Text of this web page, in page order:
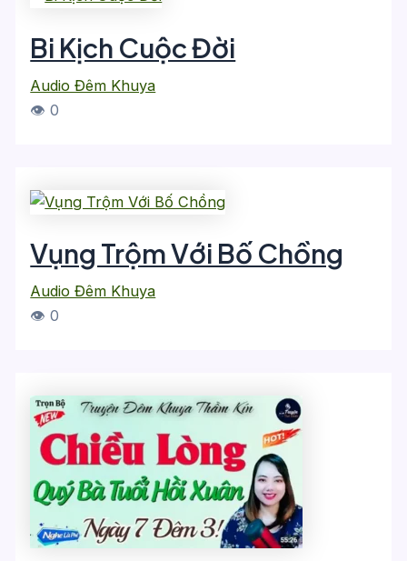
Bi Kịch Cuộc Đời
Audio Đêm Khuya
👁 0
Vụng Trộm Với Bố Chồng
Audio Đêm Khuya
👁 0